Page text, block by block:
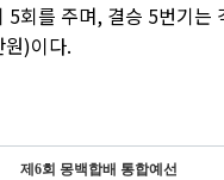
회를 주며, 결승 5번기
)이다.